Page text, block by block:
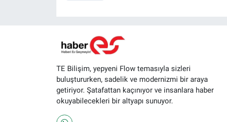
TE Bilişim, yepyeni Flow temasıyla sizleri
buluştururken, sadelik ve modernizmi bir araya
getiriyor. Şatafattan kaçınıyor ve insanlara haber
okuyabilecekleri bir altyapı sunuyor.